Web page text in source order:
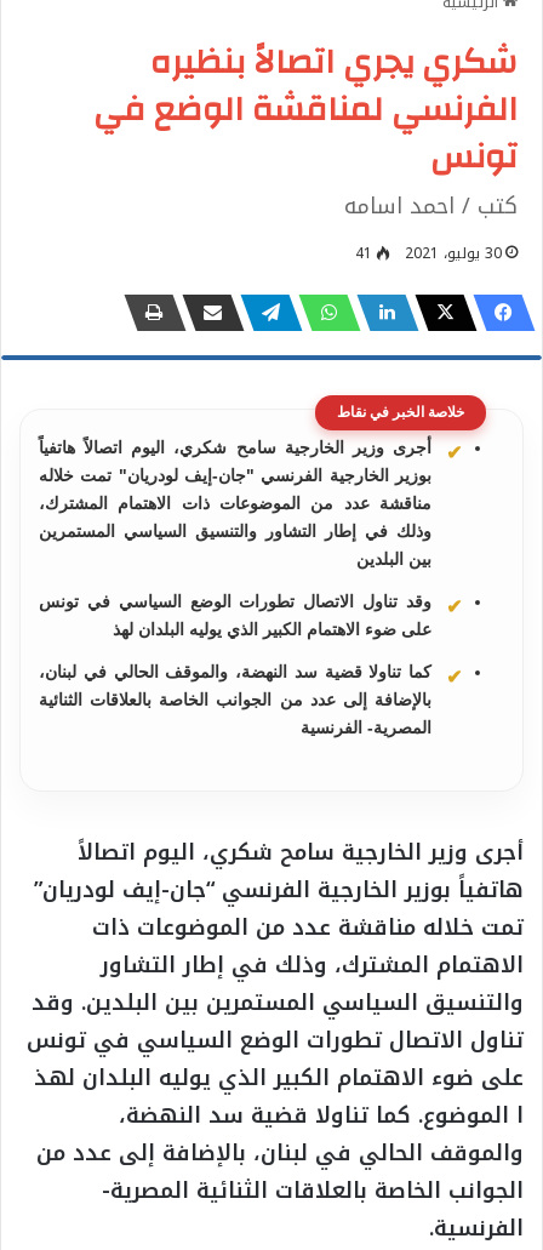
شكري يجري اتصالاً بنظيره
الفرنسي لمناقشة الوضع في
تونس
كتب / احمد اسامه
30 يوليو، 2021 41
خلاصة الخبر في نقاط
أجرى وزير الخارجية سامح شكري، اليوم اتصالاً هاتفياً
بوزير الخارجية الفرنسي "جان-إيف لودريان" تمت خلاله
مناقشة عدد من الموضوعات ذات الاهتمام المشترك،
وذلك في إطار التشاور والتنسيق السياسي المستمرين
بين البلدين
وقد تناول الاتصال تطورات الوضع السياسي في تونس
على ضوء الاهتمام الكبير الذي يوليه البلدان لهذ
كما تناولا قضية سد النهضة، والموقف الحالي في لبنان،
بالإضافة إلى عدد من الجوانب الخاصة بالعلاقات الثنائية
المصرية- الفرنسية
أجرى وزير الخارجية سامح شكري، اليوم اتصالاً
هاتفياً بوزير الخارجية الفرنسي “جان-إيف لودريان”
تمت خلاله مناقشة عدد من الموضوعات ذات
الاهتمام المشترك، وذلك في إطار التشاور
والتنسيق السياسي المستمرين بين البلدين. وقد
تناول الاتصال تطورات الوضع السياسي في تونس
على ضوء الاهتمام الكبير الذي يوليه البلدان لهذ
ا الموضوع. كما تناولا قضية سد النهضة،
والموقف الحالي في لبنان، بالإضافة إلى عدد من
الجوانب الخاصة بالعلاقات الثنائية المصرية-
الفرنسية.